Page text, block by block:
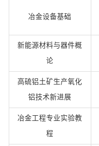
冶金设备基础
新能源材料与器件概
论
高硫铝土矿生产氧化
铝技术新进展
冶金工程专业实验教
程